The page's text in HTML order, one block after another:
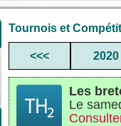
Tournois et
<<< 2020
Les
Le